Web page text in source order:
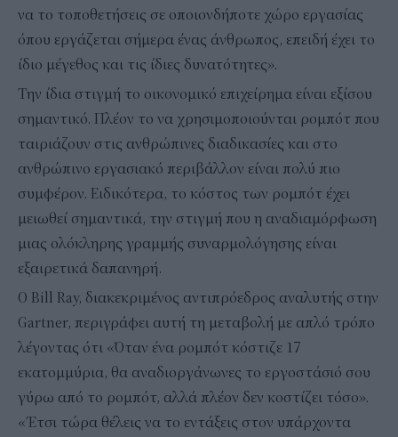
να το τοποθετήσεις σε οποιονδήποτε χώρο εργασίας
όπου εργάζεται σήμερα ένας άνθρωπος, επειδή έχει το
ίδιο μέγεθος και τις ίδιες δυνατότητες».
Την ίδια στιγμή το οικονομικό επιχείρημα είναι εξίσου
σημαντικό. Πλέον το να χρησιμοποιούνται ρομπότ που
ταιριάζουν στις ανθρώπινες διαδικασίες και στο
ανθρώπινο εργασιακό περιβάλλον είναι πολύ πιο
συμφέρον. Ειδικότερα, το κόστος των ρομπότ έχει
μειωθεί σημαντικά, την στιγμή που η αναδιαμόρφωση
μιας ολόκληρης γραμμής συναρμολόγησης είναι
εξαιρετικά δαπανηρή.
Ο Bill Ray, διακεκριμένος αντιπρόεδρος αναλυτής στην
Gartner, περιγράφει αυτή τη μεταβολή με απλό τρόπο
λέγοντας ότι «Όταν ένα ρομπότ κόστιζε 17
εκατομμύρια, θα αναδιοργάνωνες το εργοστάσιό σου
γύρω από το ρομπότ, αλλά πλέον δεν κοστίζει τόσο».
«Έτσι τώρα θέλεις να το εντάξεις στον υπάρχοντα